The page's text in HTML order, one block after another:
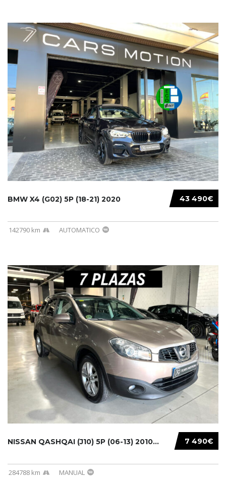
43 490€
BMW X4 (G02) 5P (18-21) 2020
142790 km AUTOMATICO
7 490€
NISSAN QASHQAI (J10) 5P (06-13) 2010...
284788 km MANUAL